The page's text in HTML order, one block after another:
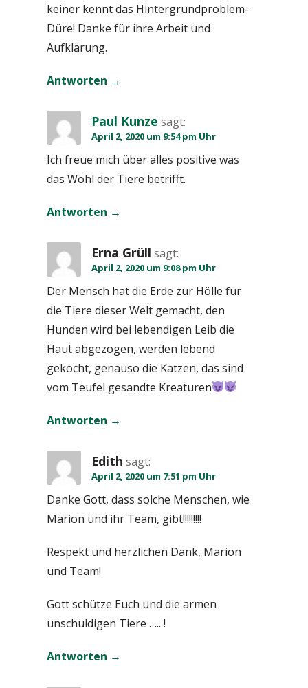
keiner kennt das Hintergrundproblem-
Düre! Danke für ihre Arbeit und
Aufklärung.
Antworten
Paul Kunze sagt:
April 2, 2020 um 9:54 pm Uhr
Ich freue mich über alles positive was
das Wohl der Tiere betrifft.
Antworten
Erna Grüll sagt:
April 2, 2020 um 9:08 pm Uhr
Der Mensch hat die Erde zur Hölle für
die Tiere dieser Welt gemacht, den
Hunden wird bei lebendigen Leib die
Haut abgezogen, werden lebend
gekocht, genauso die Katzen, das sind
vom Teufel gesandte Kreaturen
Antworten
Edith sagt:
April 2, 2020 um 7:51 pm Uhr
Danke Gott, dass solche Menschen, wie
Marion und ihr Team, gibt!!!!!!!!!
Respekt und herzlichen Dank, Marion
und Team!
Gott schütze Euch und die armen
unschuldigen Tiere ….. !
Antworten